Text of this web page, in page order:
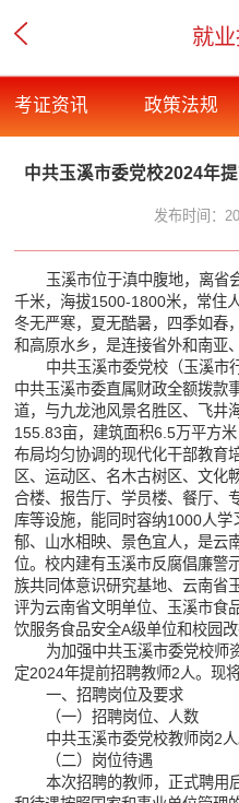
就
考证资讯 政策法规
中共玉溪市委党校2024年
发布时间：
玉溪市位于滇中腹地，离省
千米，海拔1500-1800米，常住
冬无严寒，夏无酷暑，四季如春
和高原水乡，是连接省外和南亚
中共玉溪市委党校（玉溪市
中共玉溪市委直属财政全额拨款
道，与九龙池风景名胜区、飞井
155.83亩，建筑面积6.5万平方
布局均匀协调的现代化干部教育
区、运动区、名木古树区、文化
合楼、报告厅、学员楼、餐厅、
库等设施，能同时容纳1000人
郁、山水相映、景色宜人，是云
位。校内建有玉溪市反腐倡廉警
族共同体意识研究基地、云南省
评为云南省文明单位、玉溪市食
饮服务食品安全A级单位和校园
为加强中共玉溪市委党校师
定2024年提前招聘教师2人。现
一、招聘岗位及要求
（一）招聘岗位、人数
中共玉溪市委党校教师岗2人
（二）岗位待遇
本次招聘的教师，正式聘用